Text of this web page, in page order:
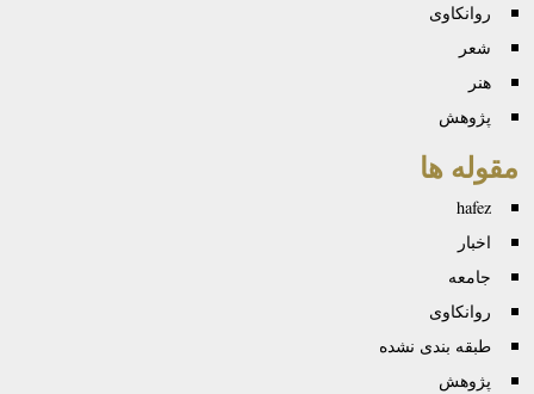
روانكاوی
شعر
هنر
پژوهش
مقوله ها
hafez
اخبار
جامعه
روانكاوی
طبقه بندی نشده
پژوهش